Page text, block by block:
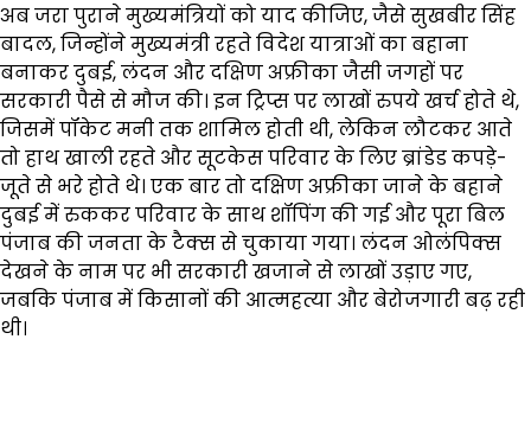
अब जरा पुराने मुख्यमंत्रियों को याद कीजिए, जैसे सुखबीर सिंह
बादल, जिन्होंने मुख्यमंत्री रहते विदेश यात्राओं का बहाना
बनाकर दुबई, लंदन और दक्षिण अफ्रीका जैसी जगहों पर
सरकारी पैसे से मौज की। इन ट्रिप्स पर लाखों रुपये खर्च होते थे,
जिसमें पॉकेट मनी तक शामिल होती थी, लेकिन लौटकर आते
तो हाथ खाली रहते और सूटकेस परिवार के लिए ब्रांडेड कपड़े-
जूते से भरे होते थे। एक बार तो दक्षिण अफ्रीका जाने के बहाने
दुबई में रुककर परिवार के साथ शॉपिंग की गई और पूरा बिल
पंजाब की जनता के टैक्स से चुकाया गया। लंदन ओलंपिक्स
देखने के नाम पर भी सरकारी खजाने से लाखों उड़ाए गए,
जबकि पंजाब में किसानों की आत्महत्या और बेरोजगारी बढ़ रही
थी।